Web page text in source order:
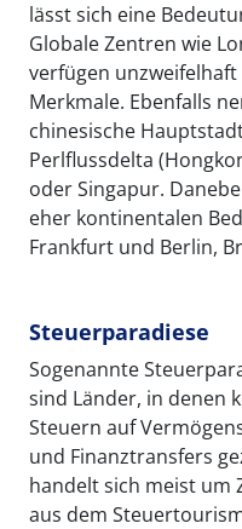
lässt sich eine
Globale Zentren wie
verfügen
Merkmale. Ebenfalls
chinesische
Perlflussdelta
oder Singapur.
eher kontinentalen
Frankfurt und Berlin,
Steuerparadiese
Sogenannte
sind Länder, in denen
Steuern auf
und Finanztransfers
handelt sich meist um
aus dem